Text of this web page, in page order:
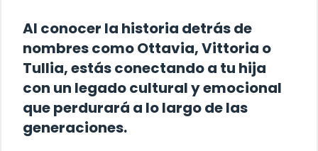
Al conocer la historia detrás de
nombres como Ottavia, Vittoria o
Tullia, estás conectando a tu hija
con un legado cultural y emocional
que perdurará a lo largo de las
generaciones.